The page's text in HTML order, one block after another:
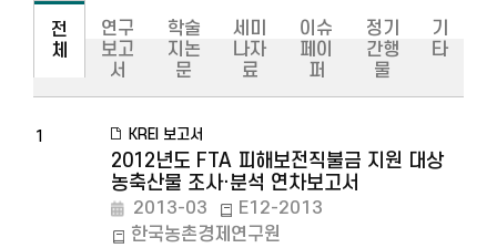
전
체
연구
보고
서
학술
지논
문
세미
나자
료
이슈
페이
퍼
정기
간행
물
기
타
1 KREI 보고서
2012년도 FTA 피해보전직불금 지원 대상
농축산물 조사·분석 연차보고서
2013-03
E12-2013
한국농촌경제연구원